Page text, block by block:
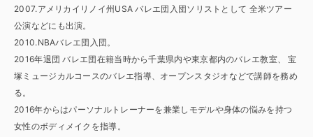
2007.アメリカイリノイ州USA バレエ団入団ソリストとして 全米ツアー
公演などにも出演。
2010.NBAバレエ団入団。
2016年退団 バレエ団在籍当時から千葉県内や東京都内のバレエ教室、 宝
塚ミュージカルコースのバレエ指導、オープンスタジオなどで講師を務め
る。
2016年からはパーソナルトレーナーを兼業しモデルや身体の悩みを持つ
女性のボディメイクを指導。